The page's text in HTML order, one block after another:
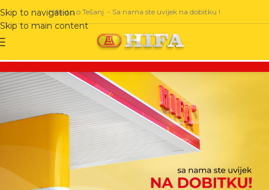
Skip to navigation
Skip to main content
Hifa d.o.o Tešanj - Sa nama ste uvijek na dobitku !